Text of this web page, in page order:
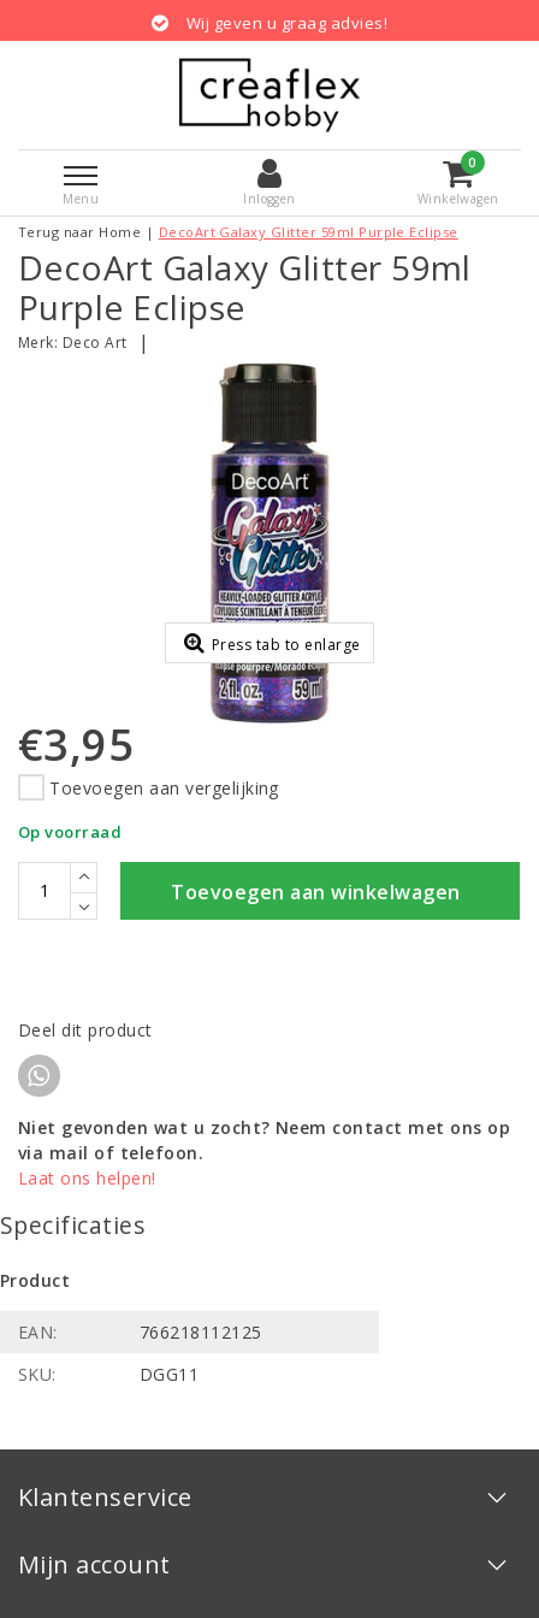
Wij geven u graag advies!
Menu Inloggen
0
Winkelwagen
Terug naar Home | DecoArt Galaxy Glitter 59ml Purple Eclipse
DecoArt Galaxy Glitter 59ml
Purple Eclipse
Merk: Deco Art |
Press tab to enlarge
€3,95
Toevoegen aan vergelijking
Op voorraad
Toevoegen aan winkelwagen
Deel dit product
Niet gevonden wat u zocht? Neem contact met ons op
via mail of telefoon.
Laat ons helpen!
Specificaties
Product
EAN:
766218112125
SKU:
DGG11
Klantenservice
Mijn account